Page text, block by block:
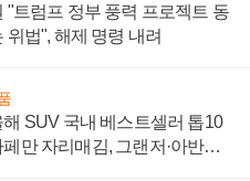
"트럼프 정부 풍력 프로젝트 동
위법", 해제 명령 내려
SUV 국내 베스트셀러 톱10
만 자리매김, 그랜저·아반떼